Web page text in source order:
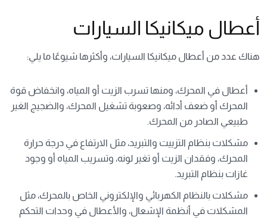
أعطال ميكانيكا السيارات
هناك عدد من أعطال ميكانيكا السيارات، وأكثرها شيوعًا ما يلي:
أعطال في المحرك، ومنها تسرب الزيت أو المياه، وانخفاض قوة
المحرك أو ضعف أدائه، وصعوبة تشغيل المحرك، والضجيج الغير
طبيعي الصادر من المحرك.
مشكلات بنظام التزييت والتبريد، مثل الارتفاع في درجة حرارة
المحرك، وفقدان الزيت أو تغير لونه، وتسريب المياه أو وجود
غازات بنظام التبريد.
مشكلات بالنظام الكهربائي والإلكتروني الخاص بالمحرك، مثل
المشكلات في أنظمة الإشعال، والأعطال في وحدات التحكم